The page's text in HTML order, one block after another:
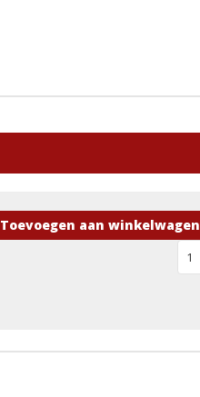
Toevoegen aan winkelwagen